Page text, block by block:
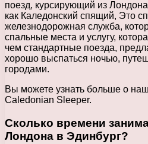
поезд, курсирующий из
как Каледонский спящий, Это
железнодорожная служба,
спальные места и услугу,
чем стандартные поезда,
хорошо выспаться ночью,
городами.
Вы можете узнать больше о
Caledonian Sleeper.
Сколько времени
Лондона в Эдинбург?